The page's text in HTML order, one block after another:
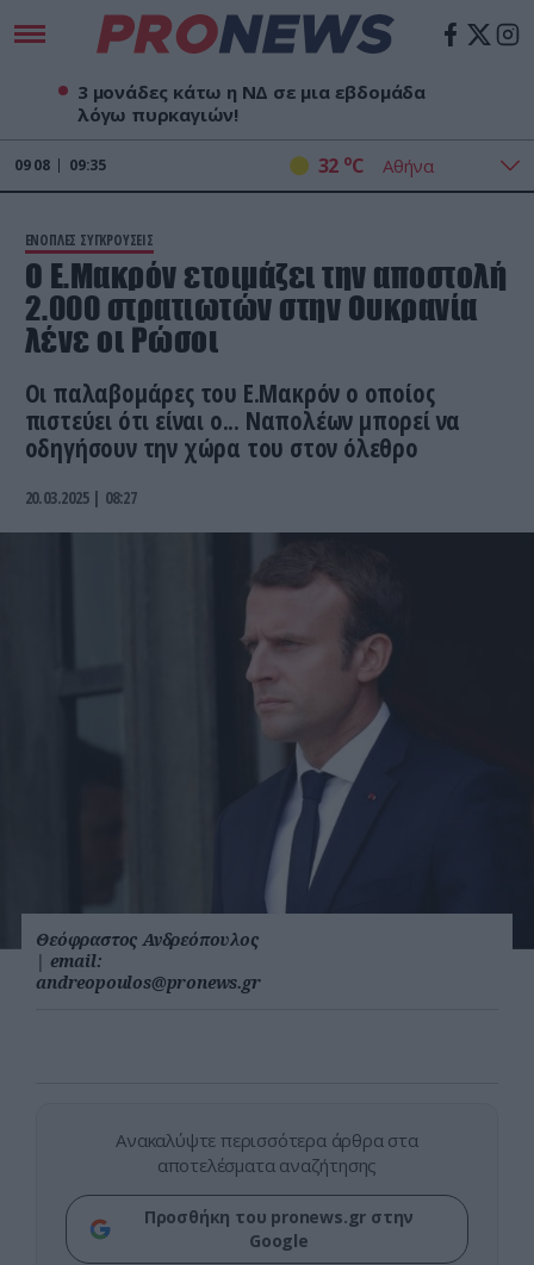
3 μονάδες κάτω η ΝΔ σε μια εβδομάδα
λόγω πυρκαγιών!
09 08 09:35 32 oC
ΕΝΟΠΛΕΣ ΣΥΓΚΡΟΥΣΕΙΣ
Ο Ε.Μακρόν ετοιμάζει την αποστολή
2.000 στρατιωτών στην Ουκρανία
λένε οι Ρώσοι
Οι παλαβομάρες του Ε.Μακρόν ο οποίος
πιστεύει ότι είναι ο... Ναπολέων μπορεί να
οδηγήσουν την χώρα του στον όλεθρο
20.03.2025 | 08:27
Θεόφραστος Ανδρεόπουλος
| email:
andreopoulos@pronews.gr
Ανακαλύψτε περισσότερα άρθρα στα
αποτελέσματα αναζήτησης
Προσθήκη του pronews.gr στην
Google